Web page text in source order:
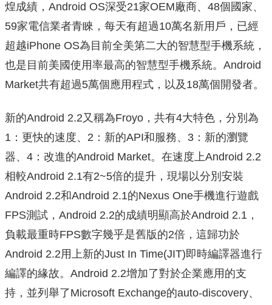
煌成績，Android OS深受21家OEM廠商、48個國家、
59家電信業者青睞，每天有超過10萬名新用戶，已經
超越iPhone OS為目前全美第二大的智慧型手機系統，
也是目前美國使用率最高的智慧型手機系統。Android
Market共有超過5萬個應用程式，以及18萬個開發者。
新的Android 2.2又稱為Froyo，共有4大特色，分別為
1：更快的速度、2：新的API和服務、3：新的瀏覽
器、4：改進的Android Market。在速度上Android 2.2
相較Android 2.1有2~5倍的提升，現場以分別安裝
Android 2.2和Android 2.1的Nexus One手機進行遊戲
FPS測試，Android 2.2的成績明顯高於Android 2.1，
負載最重時FPS數字幾乎是舊版的2倍，這歸功於
Android 2.2用上新的Just In Time(JIT)即時編譯器進行
編譯的緣故。Android 2.2增加了對於企業應用的支
持，並列舉了Microsoft Exchange的auto-discovery、